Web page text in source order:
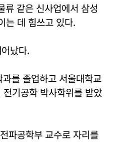
류 같은 신사업에서 삼성
는 데 힘쓰고 있다.
났다.
를 졸업하고 서울대학교
기공학 박사학위를 받았
파공학부 교수로 자리를